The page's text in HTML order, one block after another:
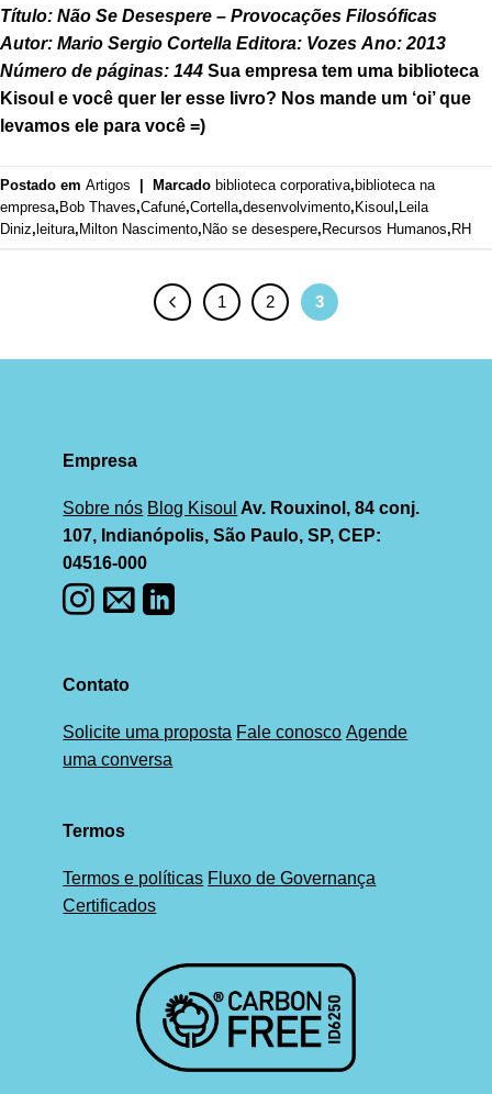
Título: Não Se Desespere – Provocações Filosóficas
Autor: Mario Sergio Cortella Editora: Vozes Ano: 2013
Número de páginas: 144 Sua empresa tem uma biblioteca
Kisoul e você quer ler esse livro? Nos mande um ‘oi’ que
levamos ele para você =)
Postado em Artigos Marcado biblioteca corporativa, biblioteca na
empresa, Bob Thaves,Cafuné,Cortella,desenvolvimento, Kisoul , Leila
Diniz, leitura, Milton Nascimento, Não se desespere, Recursos Humanos, RH
1 2 3
Empresa
Sobre nós Blog Kisoul Av. Rouxinol, 84 conj.
107, Indianópolis, São Paulo, SP, CEP:
04516-000
Contato
Solicite uma proposta Fale conosco Agende
uma conversa
Termos
Termos e políticas Fluxo de Governança
Certificados